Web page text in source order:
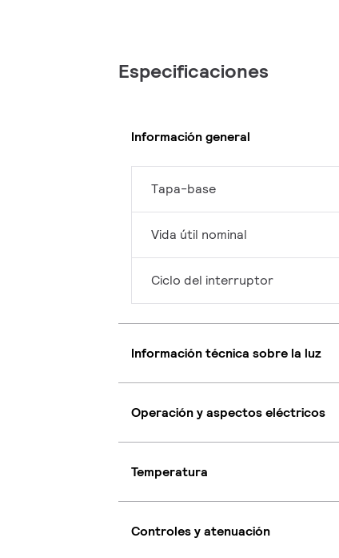
Especificaciones
Información general
Tapa-base
Vida útil nominal
Ciclo del interruptor
Información técnica sobre la luz
Operación y aspectos eléctricos
Temperatura
Controles y atenuación